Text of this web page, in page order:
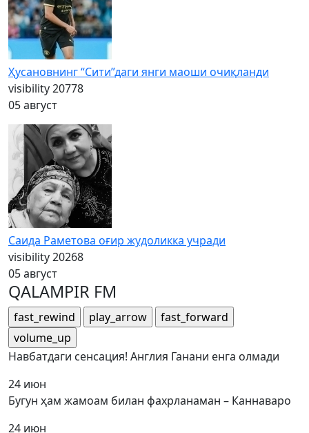
Ҳусановнинг “Сити”даги янги маоши очиқланди
visibility20778
05 август
Саида Раметова оғир жудоликка учради
visibility20268
05 август
QALAMPIR FM
fast_rewind play_arrow
fast_forward
volume_up
Навбатдаги сенсация! Англия Ганани енга олмади
24 июн
Бугун ҳам жамоам билан фахрланаман – Каннаваро
24 июн